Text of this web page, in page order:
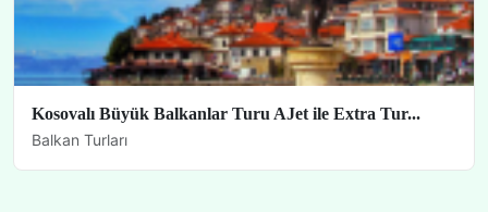
Kosovalı Büyük Balkanlar Turu AJet ile Extra Tur...
Balkan Turları